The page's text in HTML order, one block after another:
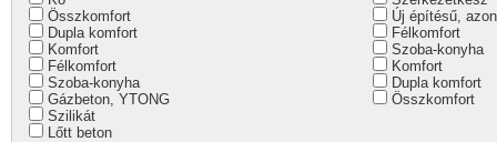
Összkomfort
Dupla komfort
Komfort
Félkomfort
Szoba-konyha
Gázbeton, YTONG
Szilikát
Lőtt beton
Új építésű,
Félkomfort
Szoba-konyha
Komfort
Dupla komfort
Összkomfort